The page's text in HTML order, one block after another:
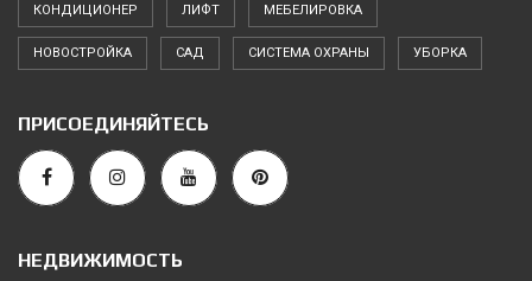
КОНДИЦИОНЕР ЛИФТ МЕБЕЛИРОВКА
НОВОСТРОЙКА САД СИСТЕМА ОХРАНЫ УБОРКА
ПРИСОЕДИНЯЙТЕСЬ
НЕДВИЖИМОСТЬ